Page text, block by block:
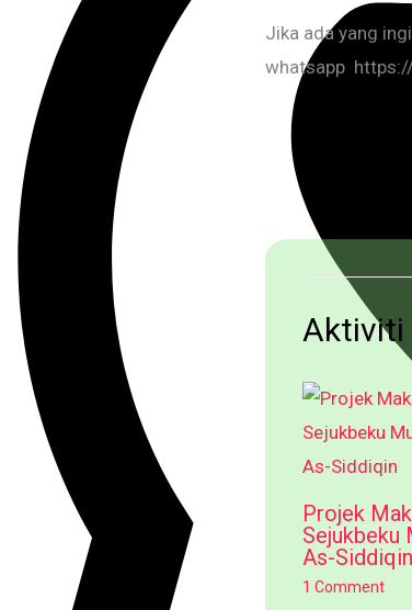
Jika ada yang
whatsapp
Aktiviti
Projek
Sejukbeku
As-Siddiqin
1 Comment